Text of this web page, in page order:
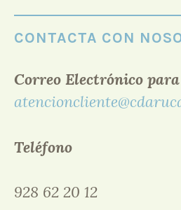
CONTACTA CON
Correo Electrónico
Teléfono
928 62 20 12